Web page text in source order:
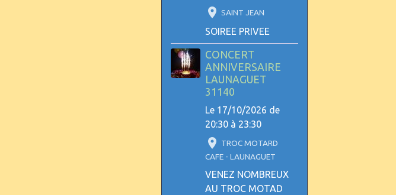
SAINT JEAN
SOIREE PRIVEE
CONCERT
ANNIVERSAIRE
LAUNAGUET
31140
Le 17/10/2026 de
20:30 à 23:30
TROC MOTARD
CAFE - LAUNAGUET
VENEZ NOMBREUX
AU TROC MOTAD